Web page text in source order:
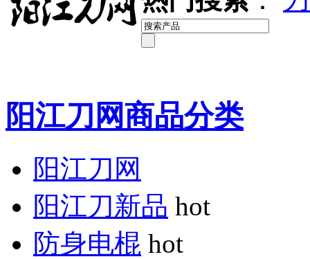
阳江刀网商品分类
阳江刀网
阳江刀新品 hot
防身电棍 hot